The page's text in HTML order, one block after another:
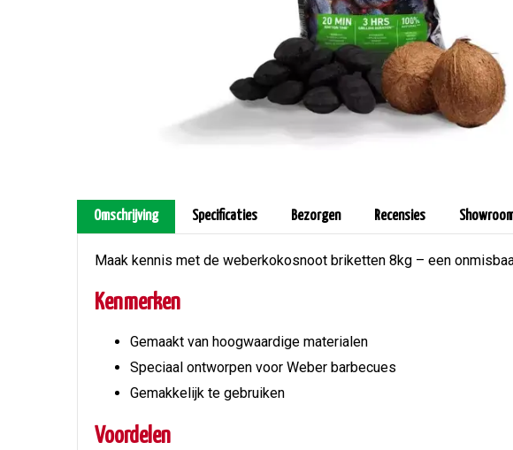
Omschrijving Specificaties Bezorgen Recensies
Maak kennis met de weberkokosnoot briketten 8kg – een
Kenmerken
Gemaakt van hoogwaardige materialen
Speciaal ontworpen voor Weber barbecues
Gemakkelijk te gebruiken
Voordelen